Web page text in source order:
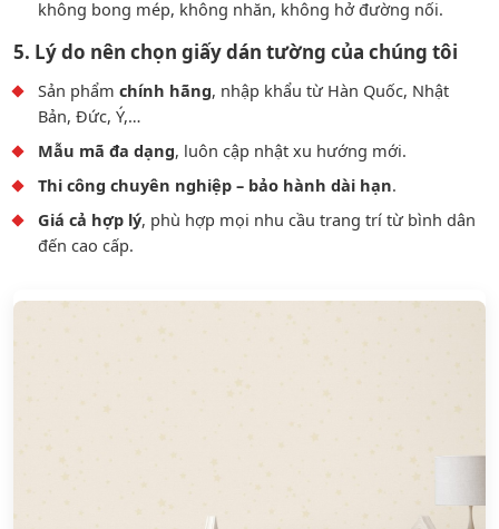
không bong mép, không nhăn, không hở đường nối.
5. Lý do nên chọn giấy dán tường của chúng tôi
Sản phẩm chính hãng, nhập khẩu từ Hàn Quốc, Nhật
Bản, Đức, Ý,…
Mẫu mã đa dạng, luôn cập nhật xu hướng mới.
Thi công chuyên nghiệp – bảo hành dài hạn.
Giá cả hợp lý, phù hợp mọi nhu cầu trang trí từ bình dân
đến cao cấp.